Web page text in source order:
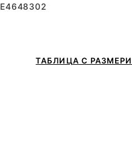
ТАБЛИЦА С РАЗМЕРИ